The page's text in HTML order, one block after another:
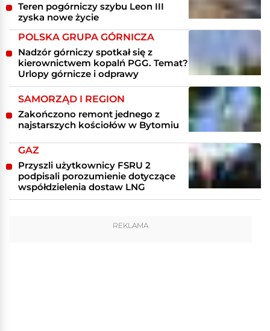
Teren pogórniczy szybu Leon III
zyska nowe życie
POLSKA GRUPA GÓRNICZA
Nadzór górniczy spotkał się z
kierownictwem kopalń PGG. Temat?
Urlopy górnicze i odprawy
SAMORZĄD I REGION
Zakończono remont jednego z
najstarszych kościołów w Bytomiu
GAZ
Przyszli użytkownicy FSRU 2
podpisali porozumienie dotyczące
współdzielenia dostaw LNG
REKLAMA